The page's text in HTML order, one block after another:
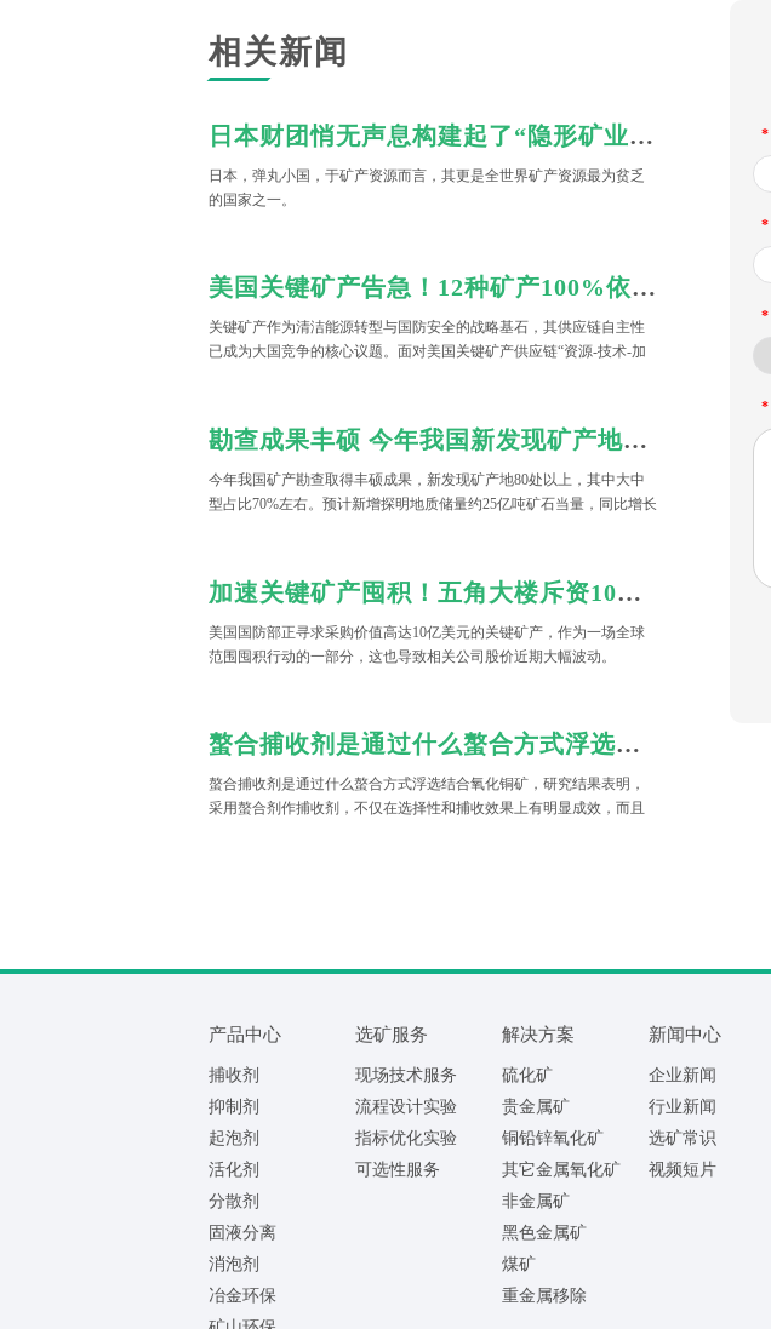
相关新闻
日本财团悄无声息构建起了“隐形矿业版图”！
日本，弹丸小国，于矿产资源而言，其更是全世界矿产资源最为贫乏
的国家之一。
美国关键矿产告急！12种矿产100%依赖进口，特朗普政府亲自下场当“股东”
关键矿产作为清洁能源转型与国防安全的战略基石，其供应链自主性
已成为大国竞争的核心议题。面对美国关键矿产供应链“资源-技术-加
业、联动政策工具、构建产业生态三个维度突破产业瓶颈，实现资源
控制与产业回流的双重目标。这种“资本+政策”的双重干预模式，既不
同于纯粹的市场调节，也区别于直接的行政令，成为美国重构关键矿
产供应链的标志性举措。
勘查成果丰硕 今年我国新发现矿产地超80处
今年我国矿产勘查取得丰硕成果，新发现矿产地80处以上，其中大中
型占比70%左右。预计新增探明地质储量约25亿吨矿石当量，同比增长
加速关键矿产囤积！五角大楼斥资10亿美元扩大国家战略储备
美国国防部正寻求采购价值高达10亿美元的关键矿产，作为一场全球
范围囤积行动的一部分，这也导致相关公司股价近期大幅波动。
螯合捕收剂是通过什么螯合方式浮选结合氧化铜矿
螯合捕收剂是通过什么螯合方式浮选结合氧化铜矿，研究结果表明，
采用螯合剂作捕收剂，不仅在选择性和捕收效果上有明显成效，而且
*
*
*
*
产品中心
捕收剂
抑制剂
起泡剂
活化剂
分散剂
固液分离
消泡剂
冶金环保
选矿服务
现场技术服务
流程设计实验
指标优化实验
可选性服务
解决方案
硫化矿
贵金属矿
铜铅锌氧化矿
其它金属氧化矿
非金属矿
黑色金属矿
煤矿
重金属移除
新闻中心
企业新闻
行业新闻
选矿常识
视频短片